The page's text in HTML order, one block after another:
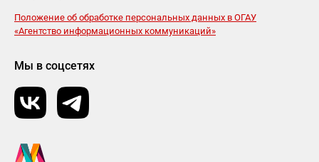
Положение об обработке персональных данных в ОГАУ
«Агентство информационных коммуникаций»
Мы в соцсетях